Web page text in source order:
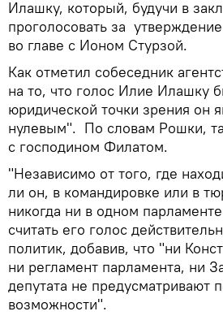
Илашку, который, будучи в
проголосовать за
во главе с Ионом Стурзой.
Как отметил собеседник
на то, что голос Илие Илашку
юридической точки зрения он
нулевым". По словам Рошки,
с господином Филатом.
"Независимо от того, где
ли он, в командировке или в
никогда ни в одном
считать его голос
политик, добавив, что "ни
ни регламент парламента, ни
депутата не предусматривают
возможности".